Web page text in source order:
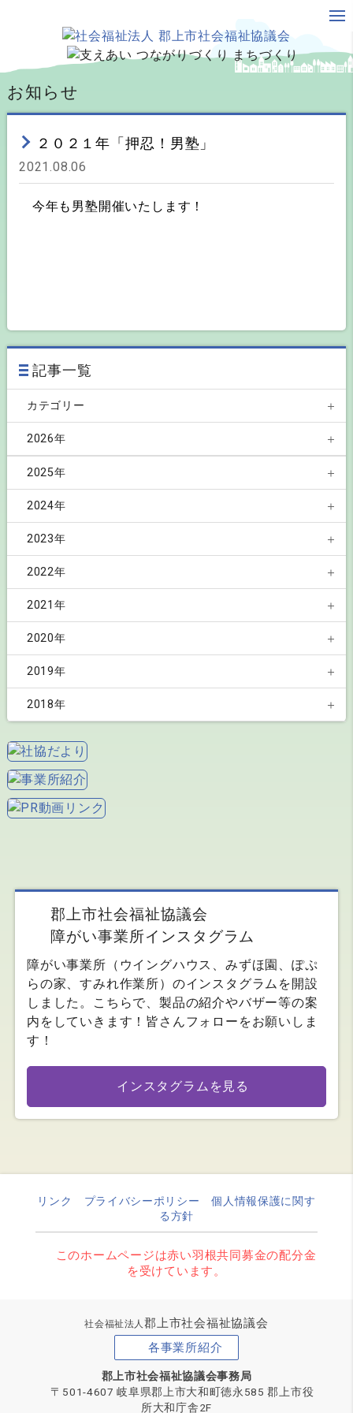
お知らせ
２０２１年「押忍！男塾」
2021.08.06
今年も男塾開催いたします！
記事一覧
カテゴリー
事業所紹介
お知らせ
社協だより
2026年
8月(2)
7月(4)
6月(3)
5月(4)
4月(1)
3月(1)
2月(1)
2025年
12月(2)
11月(1)
10月(1)
9月(2)
8月(1)
7月(2)
6月(1)
3月(1)
2月(1)
2024年
12月(3)
10月(5)
9月(2)
7月(3)
6月(3)
5月(1)
1月(1)
2023年
12月(1)
11月(1)
10月(1)
8月(2)
7月(1)
5月(1)
3月(1)
2022年
12月(1)
11月(1)
10月(1)
9月(1)
6月(2)
5月(1)
1月(1)
2021年
11月(1)
10月(1)
9月(1)
7月(3)
4月(1)
2020年
12月(2)
11月(2)
9月(1)
8月(2)
4月(1)
3月(4)
1月(1)
2019年
11月(1)
6月(1)
5月(1)
2018年
9月(1)
7月(2)
郡上市社会福祉協議会
障がい事業所インスタグラム
障がい事業所（ウイングハウス、みずほ園、ぽぷ
らの家、すみれ作業所）のインスタグラムを開設
しました。こちらで、製品の紹介やバザー等の案
内をしていきます！皆さんフォローをお願いしま
す！
インスタグラムを見る
リンク プライバシーポリシー
個人情報保護に関す
る方針
このホームページは赤い羽根共同募金の配分金
を受けています。
社会福祉法人郡上市社会福祉協議会
各事業所紹介
郡上市社会福祉協議会事務局
〒501-4607 岐阜県郡上市大和町徳永585 郡上市役
所大和庁舎2F